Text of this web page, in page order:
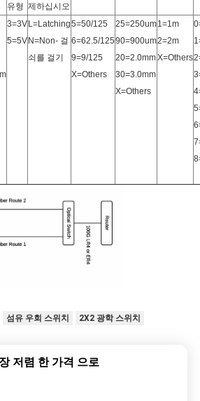
유형 제하십시오
3=3V
5=5V
L=Latching
N=Non- 걸
쇠를 걸기
5=50/125
6=62.5/125
9=9/125
X=Others
25=250um
90=900um
20=2.0mm
30=3.0mm
X=Others
1=1m
2=2m
X=Others
섬유 우회 스위치 2X2 광학 스위치
저렴 한 가격 으로